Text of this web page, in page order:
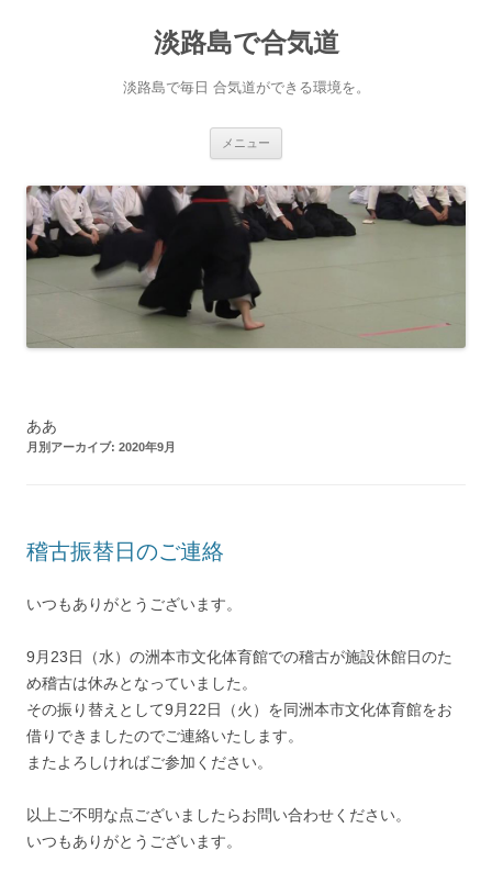
淡路島で合気道
淡路島で毎日 合気道ができる環境を。
メニュー
ああ
月別アーカイブ: 2020年9月
稽古振替日のご連絡
いつもありがとうございます。
9月23日（水）の洲本市文化体育館での稽古が施設休館日のた
め稽古は休みとなっていました。
その振り替えとして9月22日（火）を同洲本市文化体育館をお
借りできましたのでご連絡いたします。
またよろしければご参加ください。
以上ご不明な点ございましたらお問い合わせください。
いつもありがとうございます。